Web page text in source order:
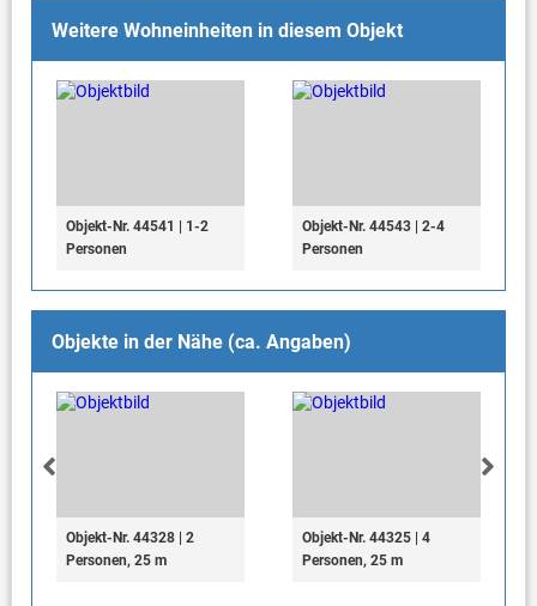
Weitere Wohneinheiten in diesem Objekt
Objekt-Nr. 44541 | 1-2
Personen
Objekt-Nr. 44543 | 2-4
Personen
Objekte in der Nähe (ca. Angaben)
Objekt-Nr. 44328 | 2
Personen, 25 m
Objekt-Nr. 44325 | 4
Personen, 25 m